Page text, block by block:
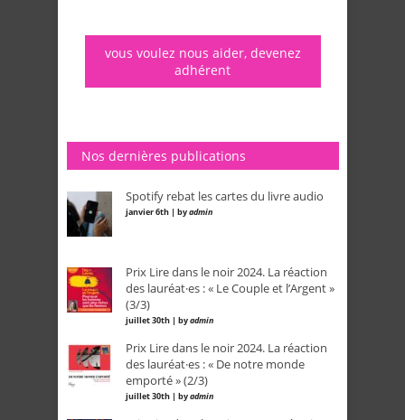
vous voulez nous aider, devenez
adhérent
Nos dernières publications
Spotify rebat les cartes du livre audio
janvier 6th | byadmin
Prix Lire dans le noir 2024. La réaction
des lauréat·es : « Le Couple et l’Argent »
(3/3)
juillet 30th | byadmin
Prix Lire dans le noir 2024. La réaction
des lauréat·es : « De notre monde
emporté » (2/3)
juillet 30th | byadmin